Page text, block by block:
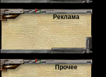
Реклама
Прочее